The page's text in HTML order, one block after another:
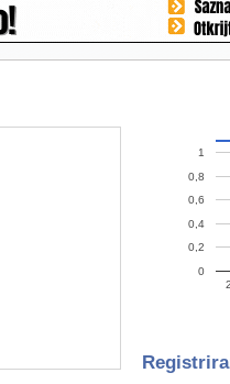
0
0,2
0,4
0,6
0,8
1